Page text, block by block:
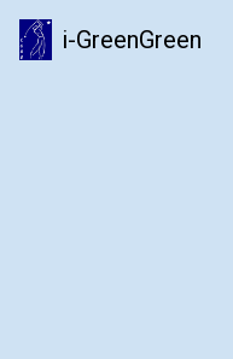
i-GreenGreen